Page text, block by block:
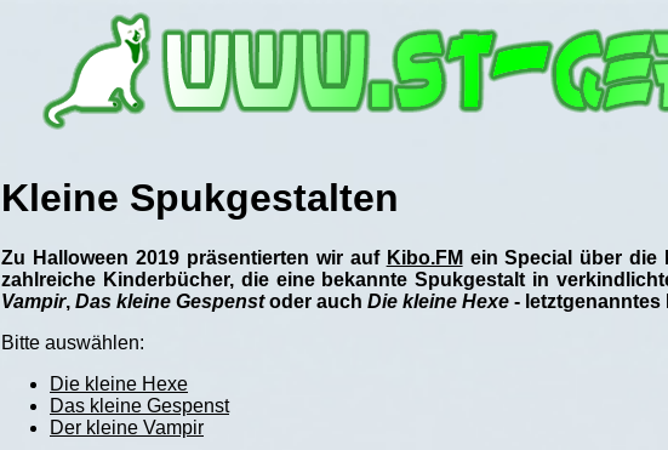
Kleine Spukgestalten
Zu Halloween 2019 präsentierten wir auf Kibo.FM ein Special über die
zahlreiche Kinderbücher, die eine bekannte Spukgestalt in
Vampir, Das kleine Gespenstoder auch Die kleine Hexe - letztgenanntes
Bitte auswählen:
Die kleine Hexe
Das kleine Gespenst
Der kleine Vampir